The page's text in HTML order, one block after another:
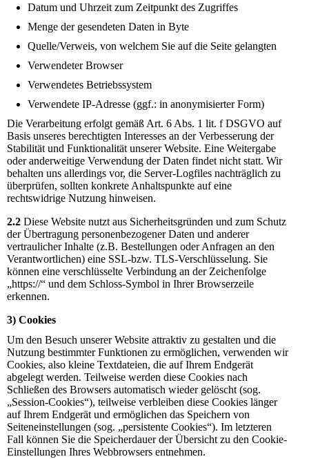
Datum und Uhrzeit zum Zeitpunkt des Zugriffes
Menge der gesendeten Daten in Byte
Quelle/Verweis, von welchem Sie auf die Seite gelangten
Verwendeter Browser
Verwendetes Betriebssystem
Verwendete IP-Adresse (ggf.: in anonymisierter Form)
Die Verarbeitung erfolgt gemäß Art. 6 Abs. 1 lit. f DSGVO auf
Basis unseres berechtigten Interesses an der Verbesserung der
Stabilität und Funktionalität unserer Website. Eine Weitergabe
oder anderweitige Verwendung der Daten findet nicht statt. Wir
behalten uns allerdings vor, die Server-Logfiles nachträglich zu
überprüfen, sollten konkrete Anhaltspunkte auf eine
rechtswidrige Nutzung hinweisen.
2.2 Diese Website nutzt aus Sicherheitsgründen und zum Schutz
der Übertragung personenbezogener Daten und anderer
vertraulicher Inhalte (z.B. Bestellungen oder Anfragen an den
Verantwortlichen) eine SSL-bzw. TLS-Verschlüsselung. Sie
können eine verschlüsselte Verbindung an der Zeichenfolge
„https://“ und dem Schloss-Symbol in Ihrer Browserzeile
erkennen.
3) Cookies
Um den Besuch unserer Website attraktiv zu gestalten und die
Nutzung bestimmter Funktionen zu ermöglichen, verwenden wir
Cookies, also kleine Textdateien, die auf Ihrem Endgerät
abgelegt werden. Teilweise werden diese Cookies nach
Schließen des Browsers automatisch wieder gelöscht (sog.
„Session-Cookies“), teilweise verbleiben diese Cookies länger
auf Ihrem Endgerät und ermöglichen das Speichern von
Seiteneinstellungen (sog. „persistente Cookies“). Im letzteren
Fall können Sie die Speicherdauer der Übersicht zu den Cookie-
Einstellungen Ihres Webbrowsers entnehmen.